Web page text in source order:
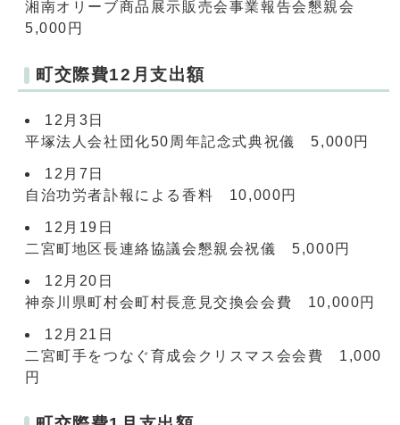
湘南オリーブ商品展示販売会事業報告会懇親会
5,000円
町交際費12月支出額
12月3日
平塚法人会社団化50周年記念式典祝儀 5,000円
12月7日
自治功労者訃報による香料 10,000円
12月19日
二宮町地区長連絡協議会懇親会祝儀 5,000円
12月20日
神奈川県町村会町村長意見交換会会費 10,000円
12月21日
二宮町手をつなぐ育成会クリスマス会会費 1,000
円